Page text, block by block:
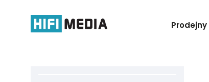
Prodejny